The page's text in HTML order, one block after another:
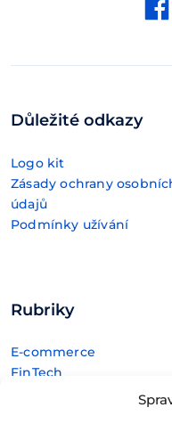
Důležité odkazy
Logo kit
Zásady ochrany
údajů
Podmínky užívání
Rubriky
E-commerce
FinTech